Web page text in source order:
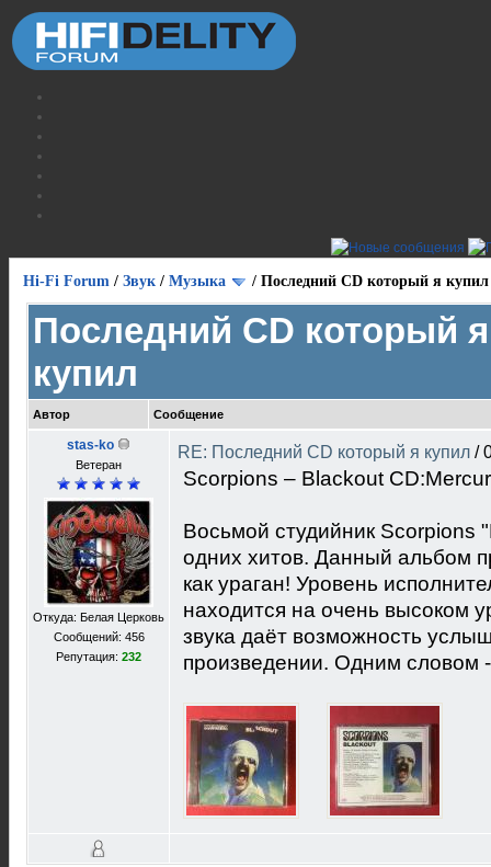
Hi-Fi Forum / Звук / Музыка / Последний CD который я купил
Последний CD который я
купил
Автор Сообщение
stas-ko
Ветеран
Откуда: Белая Церковь
Сообщений: 456
Репутация: 232
RE: Последний CD который я купил /
Scorpions ‎– Blackout
Восьмой студийник Scorpions
одних хитов. Данный альбом
как ураган! Уровень
находится на очень высоком
звука даёт возможность
произведении. Одним словом